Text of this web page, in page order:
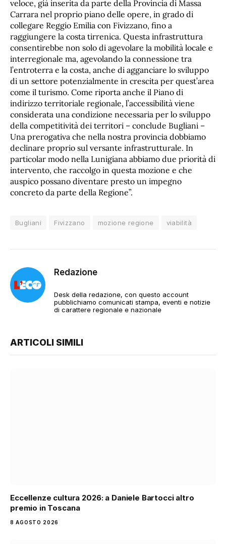
veloce, già inserita da parte della Provincia di Massa
Carrara nel proprio piano delle opere, in grado di
collegare Reggio Emilia con Fivizzano, fino a
raggiungere la costa tirrenica. Questa infrastruttura
consentirebbe non solo di agevolare la mobilità locale e
interregionale ma, agevolando la connessione tra
l’entroterra e la costa, anche di agganciare lo sviluppo
di un settore potenzialmente in crescita per quest’area
come il turismo. Come riporta anche il Piano di
indirizzo territoriale regionale, l’accessibilità viene
considerata una condizione necessaria per lo sviluppo
della competitività dei territori – conclude Bugliani –
Una prerogativa che nella nostra provincia dobbiamo
declinare proprio sul versante infrastrutturale. In
particolar modo nella Lunigiana abbiamo due priorità di
intervento, che raccolgo in questa mozione e che
auspico possano diventare presto un impegno
concreto da parte della Regione”.
Bugliani Fivizzano mozione regione viabilità
Redazione
Desk della redazione, con questo account
pubblichiamo comunicati stampa, eventi e notizie
di carattere regionale e nazionale
ARTICOLI SIMILI
Eccellenze cultura 2026: a Daniele Bartocci altro
premio in Toscana
8 AGOSTO 2026